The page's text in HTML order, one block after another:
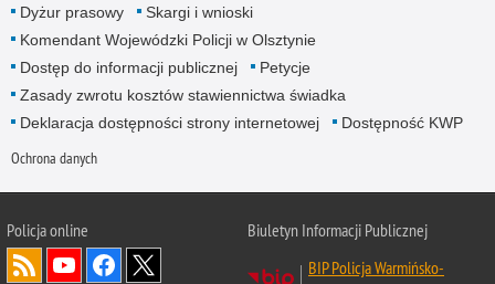
Dyżur prasowy
Skargi i wnioski
Komendant Wojewódzki Policji w Olsztynie
Dostęp do informacji publicznej
Petycje
Zasady zwrotu kosztów stawiennictwa świadka
Deklaracja dostępności strony internetowej
Dostępność KWP
Ochrona danych
Policja online
Biuletyn Informacji Publicznej
BIP Policja Warmińsko-